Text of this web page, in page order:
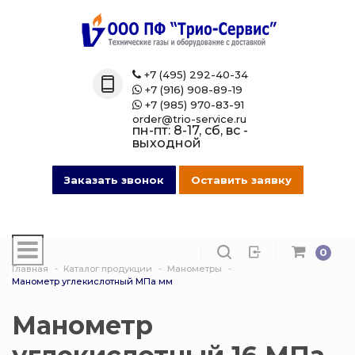
Назад
Технические газы
Азот
Ацетилен
Газовые баллоны
016 Сварочная проволока
007 Зажимы
014 Редуктора
0
+7 (495) 292-40-34
+7 (916) 908-89-19
+7 (985) 970-83-91
order@trio-service.ru
пн-пт: 8-17, сб, вс -
выходной
Заказать звонок Оставить заявку
Главная Каталог продукции
Манометры
Манометр углекислотный МПа мм
Манометр